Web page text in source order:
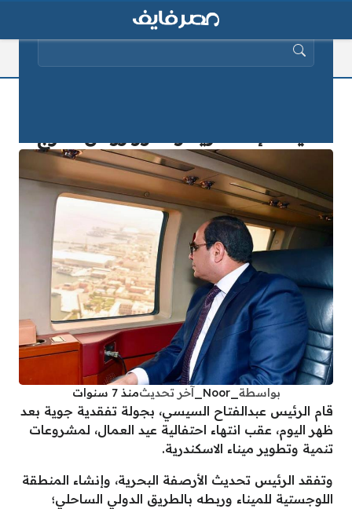
بواسطة _Noor_ آخر تحديثمنذ 7 سنوات
قام الرئيس عبدالفتاح السيسي، بجولة تفقدية جوية بعد
ظهر اليوم، عقب انتهاء احتفالية عيد العمال، لمشروعات
تنمية وتطوير ميناء الاسكندرية.
وتفقد الرئيس تحديث الأرصفة البحرية، وإنشاء المنطقة
اللوجستية للميناء وربطه بالطريق الدولي الساحلي؛
البحث عن: